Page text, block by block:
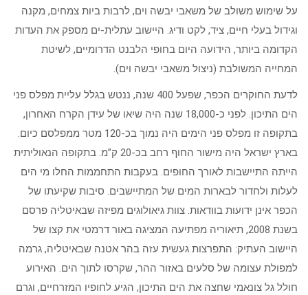
על שימוש משולב של משאבי יבשה וים, לרבות ביות צמחים, מקנה
וגידול בעלי חיים, ציד, לקט ודיג. היישוב עתלית-ים מספק את העדות
הקדומה ביותר, הידועה היום בחופי הלבנט הדרומיים, לשיטת
המחייה המשולבת (ניצול משאבי יבשה וים).
לדעת החוקרים הכפר, שפעל 400 שנה, ננטש בגלל עליית מפלס פני
הים התיכון. לפני כ-18,000 שנה היה שיאו של עידן הקרח האחרון,
בתקופה זו מפלס פני הימים היה נמוך בכ-120 מטר ממפלסם כיום.
בארץ ישראל היה מישור החוף רחב בכ-20 ק”מ. בתקופה הנאוליתית
הייתה התיישבות לאורך החופים. בעקבות התחממות החלו מי הים
לעלות ולחדור לבארות המים של המתיישבים. סיבות שקיעתו של
הכפר אינן ידועות בוודאות. צוות גיאולוגים מפיזה שבאיטליה פרסם
בשנת 2008, תיאוריה מפתיעה המציגה באור דרמטי את קצו של
היישוב העתיק: התפרצות געשית עזה בהר אטנה שבאיטליה, גרמה
למפולת עצומה של סלעים באזור ההר, שקרסו לתוך הים. האירוע
חולל גל צונאמי שחצה את הים התיכון, הגיע לחופיו המזרחיים, וגרם